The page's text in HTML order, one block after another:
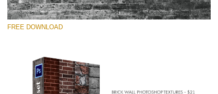
Prosím vyberte
Free Photoshop Texture #2 Small 800*533px
FREE DOWNLOAD